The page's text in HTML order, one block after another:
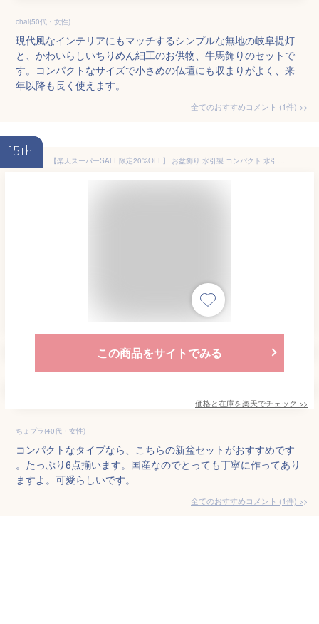
chai(50代・女性)
現代風なインテリアにもマッチするシンプルな無地の岐阜提灯
と、かわいらしいちりめん細工のお供物、牛馬飾りのセットで
す。コンパクトなサイズで小さめの仏壇にも収まりがよく、来
年以降も長く使えます。
全てのおすすめコメント (1件) >
15th
【楽天スーパーSALE限定20%OFF】 お盆飾り 水引製 コンパクト 水引盆帰郷セット6 送料無料 ミニお線香 無料特典付 きゅうり なす ほおずき ちょうちん 提灯 お供え花 お盆供養 お盆用品 おしゃれ かわいい 初盆セット ミニサイズ 仏具 国産 水引細工 .お盆飾り.
この商品をサイトでみる
価格と在庫を楽天でチェック >>
ちょプラ(40代・女性)
コンパクトなタイプなら、こちらの新盆セットがおすすめです
。たっぷり6点揃います。国産なのでとっても丁寧に作ってあり
ますよ。可愛らしいです。
全てのおすすめコメント (1件) >